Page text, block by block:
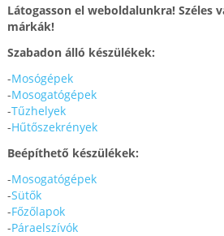
Látogasson el weboldalunkra! Széles
márkák!
Szabadon álló készülékek:
-Mosógépek
-Mosogatógépek
-Tűzhelyek
-Hűtőszekrények
Beépíthető készülékek:
-Mosogatógépek
-Sütők
-Főzőlapok
-Páraelszívók